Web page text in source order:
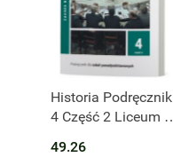
Produkt niedostępny
Historia Podręcznik
4 Część 2 Liceum i
rozszerzony
49.26